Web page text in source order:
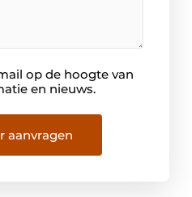
op de hoogte van
en nieuws.
aanvragen